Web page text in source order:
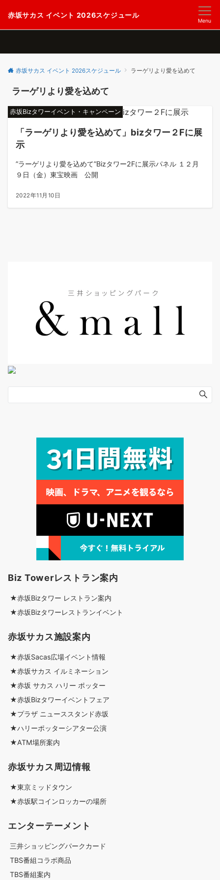
赤坂サカス イベント 2026スケジュール
Menu
赤坂サカス イベント 2026スケジュール ラーゲリより愛を込めて
ラーゲリより愛を込めて
赤坂Bizタワーイベント・キャンペーン
「ラーゲリより愛を込めて」bizタワー２Fに展
示
”ラーゲリより愛を込めて”Bizタワー2Fに展示パネル １２月
９日（金）東宝映画 公開
2022年11月10日
Biz Towerレストラン案内
★赤坂Bizタワー レストラン案内
★赤坂Bizタワーレストランイベント
赤坂サカス施設案内
★赤坂Sacas広場イベント情報
★赤坂サカス イルミネーション
★赤坂 サカス ハリー ポッター
★赤坂Bizタワーイベントフェア
★プラザ ニューススタンド赤坂
★ハリーポッターシアター公演
★ATM場所案内
赤坂サカス周辺情報
★東京ミッドタウン
★赤坂駅コインロッカーの場所
エンターテーメント
三井ショッピングパークカード
TBS番組コラボ商品
TBS番組案内